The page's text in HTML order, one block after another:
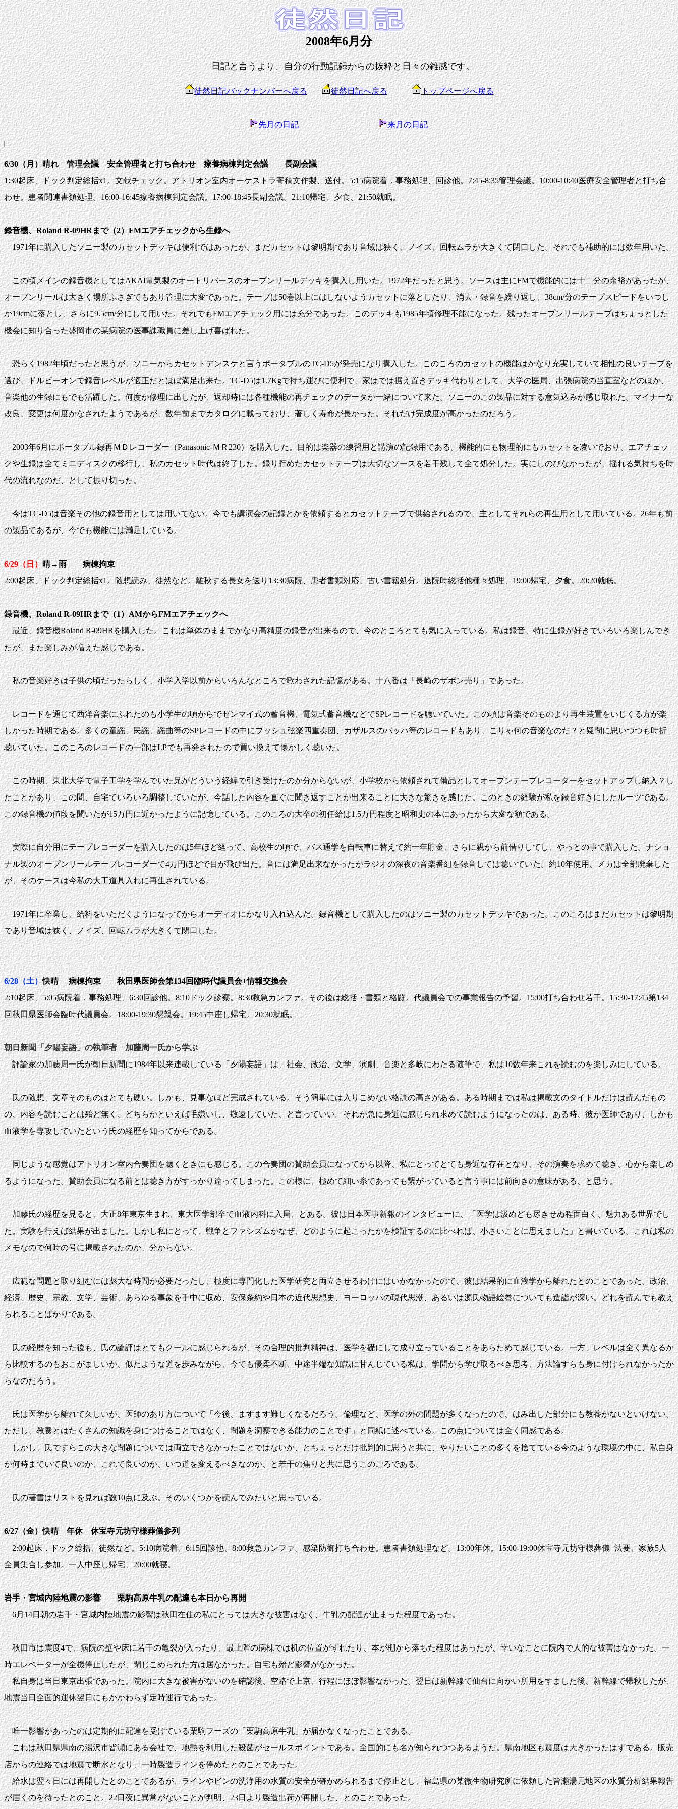
2008年6月分
日記と言うより、自分の行動記録からの抜粋と日々の雑感です。
徒然日記バックナンバーへ戻る 徒然日記へ戻る トップページへ戻る
先月の日記 来月の日記
6/30（月）晴れ 管理会議 安全管理者と打ち合わせ 療養病棟判定会議 長副会議
1:30起床、ドック判定総括x1。文献チェック。アトリオン室内オーケストラ寄稿文作製、送付。5:15病院着．事務処理、回診他。7:45-8:35管理会議。10:00-10:40医療安全管理者と打ち合
わせ。患者関連書類処理。16:00-16:45療養病棟判定会議。17:00-18:45長副会議。21:10帰宅、夕食、21:50就眠。
録音機、Roland R-09HRまで（2）FMエアチェックから生録へ
1971年に購入したソニー製のカセットデッキは便利ではあったが、まだカセットは黎明期であり音域は狭く、ノイズ、回転ムラが大きくて閉口した。それでも補助的には数年用いた。
この頃メインの録音機としてはAKAI電気製のオートリバースのオープンリールデッキを購入し用いた。1972年だったと思う。ソースは主にFMで機能的には十二分の余裕があったが、
オープンリールは大きく場所ふさぎでもあり管理に大変であった。テープは50巻以上にはしないようカセットに落としたり、消去・録音を繰り返し、38cm/分のテープスピードをいつし
か19cmに落とし、さらに9.5cm/分にして用いた。それでもFMエアチェック用には充分であった。このデッキも1985年頃修理不能になった。残ったオープンリールテープはちょっとした
機会に知り合った盛岡市の某病院の医事課職員に差し上げ喜ばれた。
恐らく1982年頃だったと思うが、ソニーからカセットデンスケと言うポータブルのTC-D5が発売になり購入した。このころのカセットの機能はかなり充実していて相性の良いテープを
選び、ドルビーオンで録音レベルが適正だとほぼ満足出来た。TC-D5は1.7Kgで持ち運びに便利で、家はでは据え置きデッキ代わりとして、大学の医局、出張病院の当直室などのほか、
音楽他の生録にもでも活躍した。何度か修理に出したが、返却時には各種機能の再チェックのデータが一緒について来た。ソニーのこの製品に対する意気込みが感じ取れた。マイナーな
改良、変更は何度かなされたようであるが、数年前までカタログに載っており、著しく寿命が長かった。それだけ完成度が高かったのだろう。
2003年6月にポータブル録再ＭＤレコーダー（Panasonic-ＭＲ230）を購入した。目的は楽器の練習用と講演の記録用である。機能的にも物理的にもカセットを凌いでおり、エアチェッ
クや生録は全てミニディスクの移行し、私のカセット時代は終了した。録り貯めたカセットテープは大切なソースを若干残して全て処分した。実にしのびなかったが、揺れる気持ちを時
代の流れなのだ、として振り切った。
今はTC-D5は音楽その他の録音用としては用いてない。今でも講演会の記録とかを依頼するとカセットテープで供給されるので、主としてそれらの再生用として用いている。26年も前
の製品であるが、今でも機能には満足している。
6/29（日）晴→雨 病棟拘束
2:00起床、ドック判定総括x1。随想読み、徒然など。離秋する長女を送り13:30病院、患者書類対応、古い書籍処分。退院時総括他種々処理、19:00帰宅、夕食。20:20就眠。
録音機、Roland R-09HRまで（1）AMからFMエアチェックへ
最近、録音機Roland R-09HRを購入した。これは単体のままでかなり高精度の録音が出来るので、今のところとても気に入っている。私は録音、特に生録が好きでいろいろ楽しんでき
たが、また楽しみが増えた感じである。
私の音楽好きは子供の頃だったらしく、小学入学以前からいろんなところで歌わされた記憶がある。十八番は「長崎のザボン売り」であった。
レコードを通じて西洋音楽にふれたのも小学生の頃からでゼンマイ式の蓄音機、電気式蓄音機などでSPレコードを聴いていた。この頃は音楽そのものより再生装置をいじくる方が楽
しかった時期である。多くの童謡、民謡、謡曲等のSPレコードの中にブッシュ弦楽四重奏団、カザルスのバッハ等のレコードもあり、こりゃ何の音楽なのだ？と疑問に思いつつも時折
聴いていた。このころのレコードの一部はLPでも再発されたので買い換えて懐かしく聴いた。
この時期、東北大学で電子工学を学んでいた兄がどういう経緯で引き受けたのか分からないが、小学校から依頼されて備品としてオープンテープレコーダーをセットアップし納入？し
たことがあり、この間、自宅でいろいろ調整していたが、今話した内容を直ぐに聞き返すことが出来ることに大きな驚きを感じた。このときの経験が私を録音好きにしたルーツである。
この録音機の値段を聞いたが15万円に近かったように記憶している。このころの大卒の初任給は1.5万円程度と昭和史の本にあったから大変な額である。
実際に自分用にテープレコーダーを購入したのは5年ほど経って、高校生の頃で、バス通学を自転車に替えて約一年貯金、さらに親から前借りしてし、やっとの事で購入した。ナショ
ナル製のオープンリールテープレコーダーで4万円ほどで目が飛び出た。音には満足出来なかったがラジオの深夜の音楽番組を録音しては聴いていた。約10年使用、メカは全部廃棄した
が、そのケースは今私の大工道具入れに再生されている。
1971年に卒業し、給料をいただくようになってからオーディオにかなり入れ込んだ。録音機として購入したのはソニー製のカセットデッキであった。このころはまだカセットは黎明期
であり音域は狭く、ノイズ、回転ムラが大きくて閉口した。
6/28（土）快晴 病棟拘束 秋田県医師会第134回臨時代議員会+情報交換会
2:10起床、5:05病院着．事務処理、6:30回診他。8:10ドック診察。8:30救急カンファ。その後は総括・書類と格闘。代議員会での事業報告の予習。15:00打ち合わせ若干。15:30-17:45第134
回秋田県医師会臨時代議員会。18:00-19:30懇親会。19:45中座し帰宅。20:30就眠。
朝日新聞「夕陽妄語」の執筆者 加藤周一氏から学ぶ
評論家の加藤周一氏が朝日新聞に1984年以来連載している「夕陽妄語」は、社会、政治、文学、演劇、音楽と多岐にわたる随筆で、私は10数年来これを読むのを楽しみにしている。
氏の随想、文章そのものはとても硬い。しかも、見事なほど完成されている。そう簡単には入りこめない格調の高さがある。ある時期までは私は掲載文のタイトルだけは読んだもの
の、内容を読むことは殆ど無く、どちらかといえば毛嫌いし、敬遠していた、と言っていい。それが急に身近に感じられ求めて読むようになったのは、ある時、彼が医師であり、しかも
血液学を専攻していたという氏の経歴を知ってからである。
同じような感覚はアトリオン室内合奏団を聴くときにも感じる。この合奏団の賛助会員になってから以降、私にとってとても身近な存在となり、その演奏を求めて聴き、心から楽しめ
るようになった。賛助会員になる前とは聴き方がすっかり違ってしまった。この様に、極めて細い糸であっても繋がっていると言う事には前向きの意味がある、と思う。
加藤氏の経歴を見ると、大正8年東京生まれ、東大医学部卒で血液内科に入局、とある。彼は日本医事新報のインタビューに、「医学は汲めども尽きせぬ程面白く、魅力ある世界でし
た。実験を行えば結果が出ました。しかし私にとって、戦争とファシズムがなぜ、どのように起こったかを検証するのに比べれば、小さいことに思えました」と書いている。これは私の
メモなので何時の号に掲載されたのか、分からない。
広範な問題と取り組むには彪大な時間が必要だったし、極度に専門化した医学研究と両立させるわけにはいかなかったので、彼は結果的に血液学から離れたとのことであった。政治、
経済、歴史、宗教、文学、芸術、あらゆる事象を手中に収め、安保条約や日本の近代思想史、ヨーロッパの現代思潮、あるいは源氏物語絵巻についても造詣が深い。どれを読んでも教え
られることばかりである。
氏の経歴を知った後も、氏の論評はとてもクールに感じられるが、その合理的批判精神は、医学を礎にして成り立っていることをあらためて感じている。一方、レベルは全く異なるか
ら比較するのもおこがましいが、似たような道を歩みながら、今でも優柔不断、中途半端な知識に甘んじている私は、学問から学び取るべき思考、方法論すらも身に付けられなかったか
らなのだろう。
氏は医学から離れて久しいが、医師のあり方について「今後、ますます難しくなるだろう。倫理など、医学の外の間題が多くなったので、はみ出した部分にも教養がないといけない。
ただし、教養とはたくさんの知識を身につけることではなく、問題を洞察できる能力のことです」と同紙に述べている。この点については全く同感である。
しかし、氏ですらこの大きな問題については両立できなかったことではないか、とちょっとだけ批判的に思うと共に、やりたいことの多くを捨てている今のような環境の中に、私自身
が何時までいて良いのか、これで良いのか、いつ道を変えるべきなのか、と若干の焦りと共に思うこのごろである。
氏の著書はリストを見れば数10点に及ぶ。そのいくつかを読んでみたいと思っている。
6/27（金）快晴 年休 休宝寺元坊守様葬儀参列
2:00起床，ドック総括、徒然など。5:10病院着、6:15回診他、8:00救急カンファ。感染防御打ち合わせ。患者書類処理など。13:00年休。15:00-19:00休宝寺元坊守様葬儀+法要、家族5人
全員集合し参加。一人中座し帰宅、20:00就寝。
岩手・宮城内陸地震の影響 栗駒高原牛乳の配達も本日から再開
6月14日朝の岩手・宮城内陸地震の影響は秋田在住の私にとっては大きな被害はなく、牛乳の配達が止まった程度であった。
秋田市は震度4で、病院の壁や床に若干の亀裂が入ったり、最上階の病棟では机の位置がずれたり、本が棚から落ちた程度はあったが、幸いなことに院内で人的な被害はなかった。一
時エレベーターが全機停止したが、閉じこめられた方は居なかった。自宅も殆ど影響がなかった。
私自身は当日東京出張であった。院内に大きな被害がないのを確認後、空路で上京、行程にほぼ影響なかった。翌日は新幹線で仙台に向かい所用をすました後、新幹線で帰秋したが、
地震当日全面的運休翌日にもかかわらず定時運行であった。
唯一影響があったのは定期的に配達を受けている栗駒フーズの「栗駒高原牛乳」が届かなくなったことである。
これは秋田県県南の湯沢市皆瀬にある会社で、地熱を利用した殺菌がセールスポイントである。全国的にも名が知られつつあるようだ。県南地区も震度は大きかったはずである。販売
店からの連絡では地震で断水となり、一時製造ラインを停めたとのことであった。
給水は翌々日には再開したとのことであるが、ラインやビンの洗浄用の水質の安全が確かめられるまで停止とし、福島県の某微生物研究所に依頼した皆瀬湯元地区の水質分析結果報告
が届くのを待ったとのこと。22日夜に異常がないことが判明、23日より製造出荷が再開した、とのことであった。